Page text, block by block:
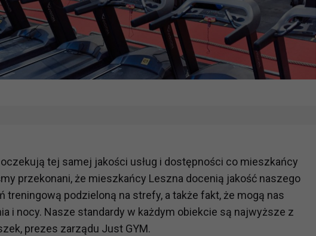
tej samej jakości usług i dostępności co mieszkańcy
przekonani, że mieszkańcy Leszna docenią jakość naszego
treningową podzieloną na strefy, a także fakt, że mogą nas
i nocy. Nasze standardy w każdym obiekcie są najwyższe z
prezes zarządu Just GYM.